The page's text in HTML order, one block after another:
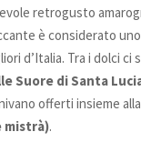
retrogusto
è considerato
d’Italia. Tra i dolci ci
Suore di Santa
offerti insieme alla
mistrà).